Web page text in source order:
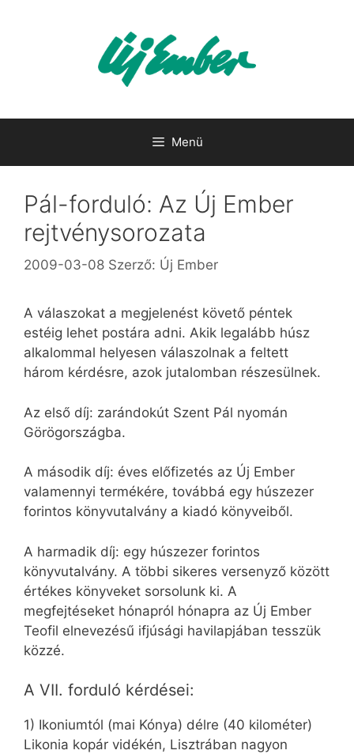
Menü
Pál-forduló: Az Új Ember
rejtvénysorozata
2009-03-08 Szerző: Új Ember
A válaszokat a megjelenést követő péntek
estéig lehet postára adni. Akik legalább húsz
alkalommal helyesen válaszolnak a feltett
három kérdésre, azok jutalomban részesülnek.
Az első díj: zarándokút Szent Pál nyomán
Görögországba.
A második díj: éves előfizetés az Új Ember
valamennyi termékére, továbbá egy húszezer
forintos könyvutalvány a kiadó könyveiből.
A harmadik díj: egy húszezer forintos
könyvutalvány. A többi sikeres versenyző között
értékes könyveket sorsolunk ki. A
megfejtéseket hónapról hónapra az Új Ember
Teofil elnevezésű ifjúsági havilapjában tesszük
közzé.
A VII. forduló kérdései:
1) Ikoniumtól (mai Kónya) délre (40 kilométer)
Likonia kopár vidékén, Lisztrában nagyon